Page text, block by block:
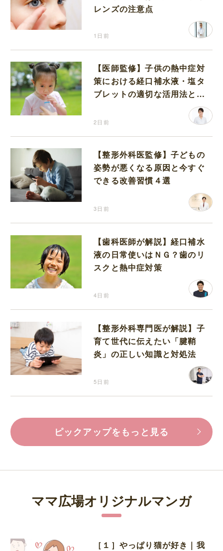
レンズの注意点
1日前
【医師監修】子供の熱中症対
策における経口補水液・塩タ
ブレットの適切な活用法と水
2日前
【整形外科医監修】子どもの
姿勢が悪くなる原因と今すぐ
できる改善習慣４選
3日前
【歯科医師が解説】経口補水
液の日常使いはＮＧ？歯のリ
スクと熱中症対策
4日前
【整形外科専門医が解説】子
育て世代に伝えたい「腱鞘
炎」の正しい知識と対処法
5日前
ピックアップをもっと見る
ママ広場オリジナルマンガ
［１］やっぱり猫が好き｜我